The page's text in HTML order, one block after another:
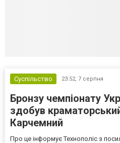
Суспільство 23:52, 7 серпня
Бронзу чемпіонату
здобув
Карчемний
Про це інформує Технополіс з